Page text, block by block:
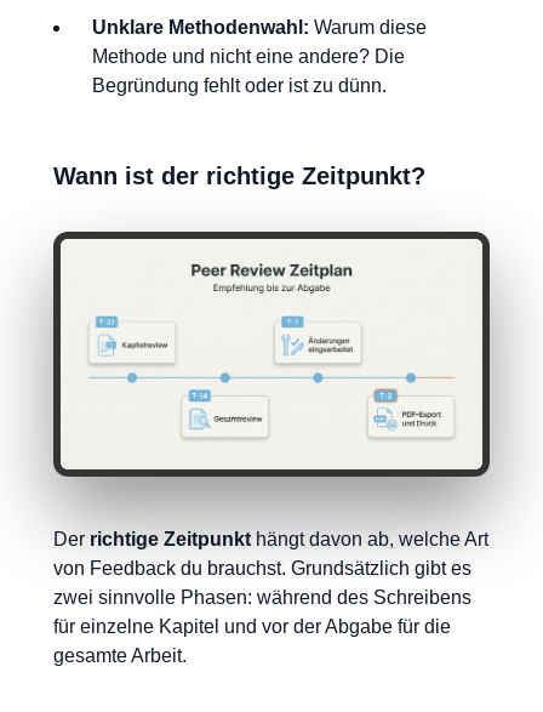
Unklare Methodenwahl: Warum diese
Methode und nicht eine andere? Die
Begründung fehlt oder ist zu dünn.
Wann ist der richtige Zeitpunkt?
Der richtige Zeitpunkt hängt davon ab, welche Art
von Feedback du brauchst. Grundsätzlich gibt es
zwei sinnvolle Phasen: während des Schreibens
für einzelne Kapitel und vor der Abgabe für die
gesamte Arbeit.